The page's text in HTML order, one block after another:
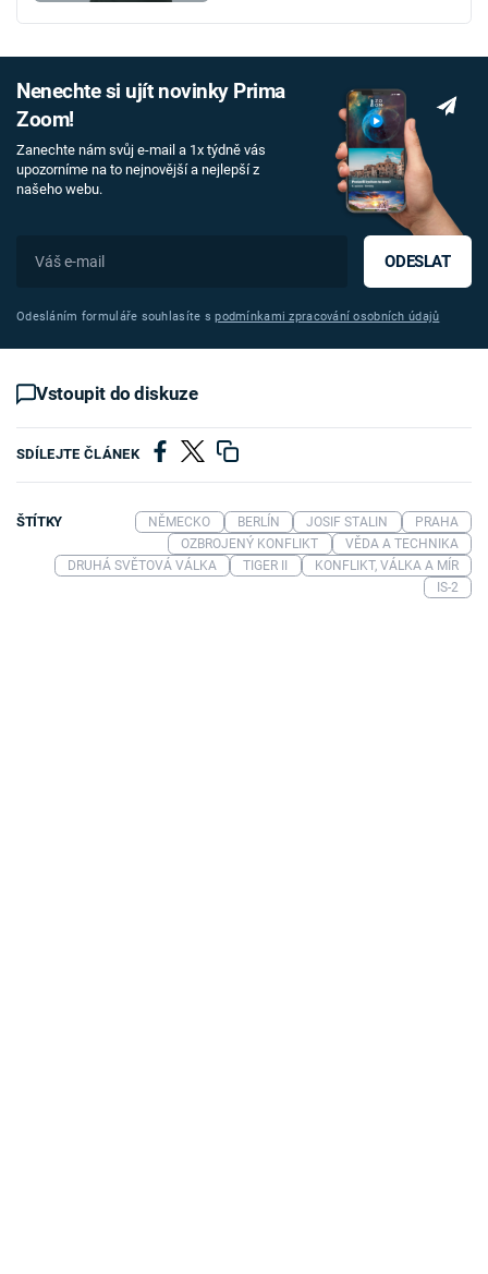
Nenechte si ujít novinky Prima
Zoom!
Zanechte nám svůj e-mail a 1x týdně vás
upozorníme na to nejnovější a nejlepší z
našeho webu.
ODESLAT
Odesláním formuláře souhlasíte spodmínkami zpracování osobních údajů
Vstoupit do diskuze
SDÍLEJTE ČLÁNEK
ŠTÍTKY NĚMECKO BERLÍN JOSIF STALIN
PRAHA
OZBROJENÝ KONFLIKT
VĚDA A TECHNIKA
DRUHÁ SVĚTOVÁ VÁLKA
TIGER II
KONFLIKT, VÁLKA A MÍR
IS-2